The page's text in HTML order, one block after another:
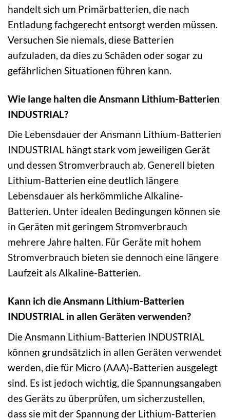
handelt sich um Primärbatterien, die nach
Entladung fachgerecht entsorgt werden müssen.
Versuchen Sie niemals, diese Batterien
aufzuladen, da dies zu Schäden oder sogar zu
gefährlichen Situationen führen kann.
Wie lange halten die Ansmann Lithium-Batterien
INDUSTRIAL?
Die Lebensdauer der Ansmann Lithium-Batterien
INDUSTRIAL hängt stark vom jeweiligen Gerät
und dessen Stromverbrauch ab. Generell bieten
Lithium-Batterien eine deutlich längere
Lebensdauer als herkömmliche Alkaline-
Batterien. Unter idealen Bedingungen können sie
in Geräten mit geringem Stromverbrauch
mehrere Jahre halten. Für Geräte mit hohem
Stromverbrauch bieten sie dennoch eine längere
Laufzeit als Alkaline-Batterien.
Kann ich die Ansmann Lithium-Batterien
INDUSTRIAL in allen Geräten verwenden?
Die Ansmann Lithium-Batterien INDUSTRIAL
können grundsätzlich in allen Geräten verwendet
werden, die für Micro (AAA)-Batterien ausgelegt
sind. Es ist jedoch wichtig, die Spannungsangaben
des Geräts zu überprüfen, um sicherzustellen,
dass sie mit der Spannung der Lithium-Batterien